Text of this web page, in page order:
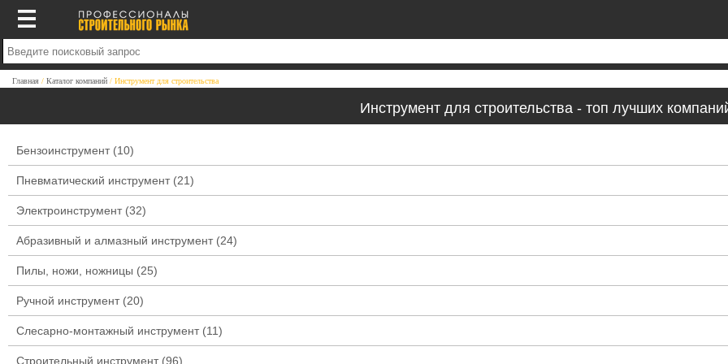
Главная Каталог компаний Инструмент для строительства
Инструмент для строительства - топ лучших
Бензоинструмент(10)
Пневматический инструмент(21)
Электроинструмент(32)
Абразивный и алмазный инструмент(24)
Пилы, ножи, ножницы (25)
Ручной инструмент(20)
Слесарно-монтажный инструмент(11)
Строительный инструмент(96)